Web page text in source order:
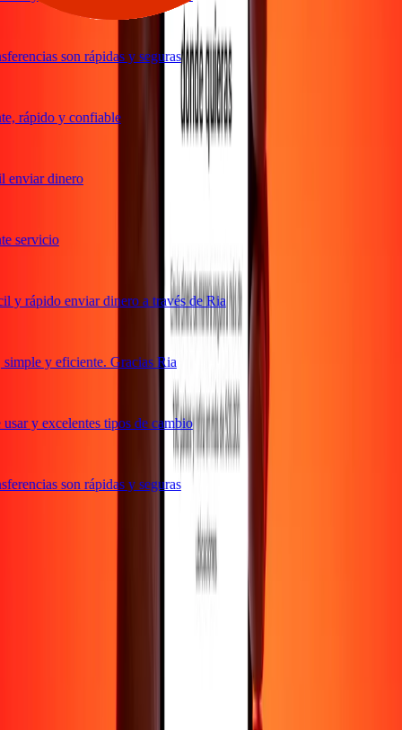
son rápidas y seguras
rápido y confiable
dinero
servicio
rápido enviar dinero a través de Ria
y eficiente. Gracias Ria
y excelentes tipos de cambio
son rápidas y seguras